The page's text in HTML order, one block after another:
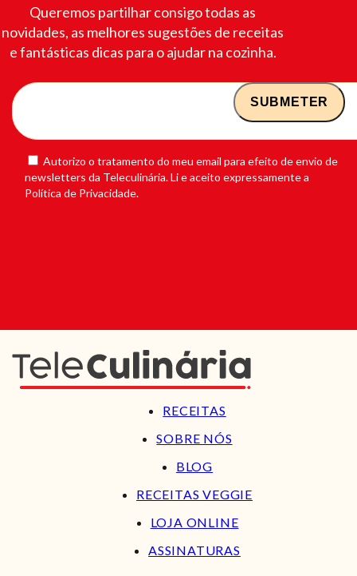
Queremos partilhar consigo todas as
novidades, as melhores sugestões de receitas
e fantásticas dicas para o ajudar na cozinha.
Autorizo o tratamento do meu email para efeito de envio de
newsletters da Teleculinária. Li e aceito expressamente a
Política de Privacidade.
RECEITAS
SOBRE NÓS
BLOG
RECEITAS VEGGIE
LOJA ONLINE
ASSINATURAS